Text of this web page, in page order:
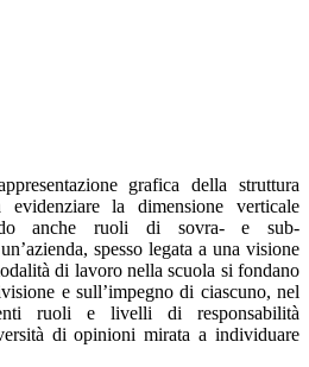
grafica della struttura
evidenziare la dimensione verticale
anche ruoli di sovra- e sub-
spesso legata a una visione
di lavoro nella scuola si fondano
e sull’impegno di ciascuno, nel
ruoli e livelli di responsabilità
di opinioni mirata a individuare